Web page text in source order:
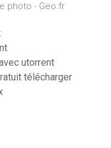
photo - Geo.fr
utorrent
télécharger